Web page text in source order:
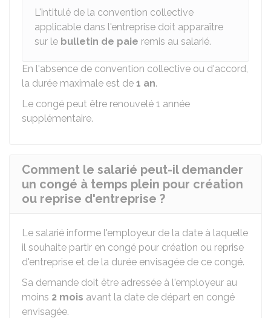
L'intitulé de la convention collective
applicable dans l'entreprise doit apparaître
sur le bulletin de paie remis au salarié.
En l'absence de convention collective ou d'accord,
la durée maximale est de 1 an.
Le congé peut être renouvelé 1 année
supplémentaire.
Comment le salarié peut-il demander
un congé à temps plein pour création
ou reprise d'entreprise ?
Le salarié informe l'employeur de la date à laquelle
il souhaite partir en congé pour création ou reprise
d'entreprise et de la durée envisagée de ce congé.
Sa demande doit être adressée à l'employeur au
moins 2 mois avant la date de départ en congé
envisagée.